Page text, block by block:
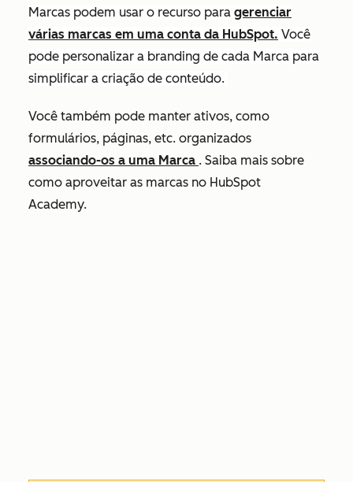
Marcas podem usar o recurso para gerenciar
várias marcas em uma conta da HubSpot. Você
pode personalizar a branding de cada Marca para
simplificar a criação de conteúdo.
Você também pode manter ativos, como
formulários, páginas, etc. organizados
associando-os a uma Marca . Saiba mais sobre
como aproveitar as marcas no HubSpot
Academy.